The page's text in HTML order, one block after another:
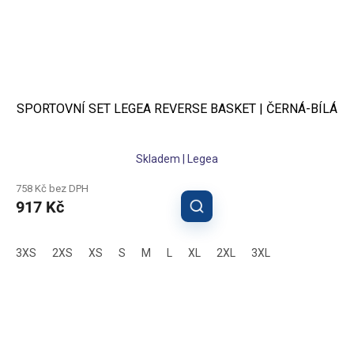
SPORTOVNÍ SET LEGEA REVERSE BASKET | ČERNÁ-BÍLÁ
Skladem | Legea
758 Kč bez DPH
917 Kč
3XS 2XS XS S M XL 2XL 3XL